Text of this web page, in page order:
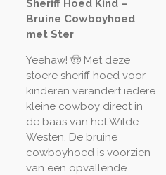
Sheriff Hoed Kind –
Bruine Cowboyhoed
met Ster
Yeehaw! 🤠 Met deze
stoere sheriff hoed voor
kinderen verandert iedere
kleine cowboy direct in
de baas van het Wilde
Westen. De bruine
cowboyhoed is voorzien
van een opvallende